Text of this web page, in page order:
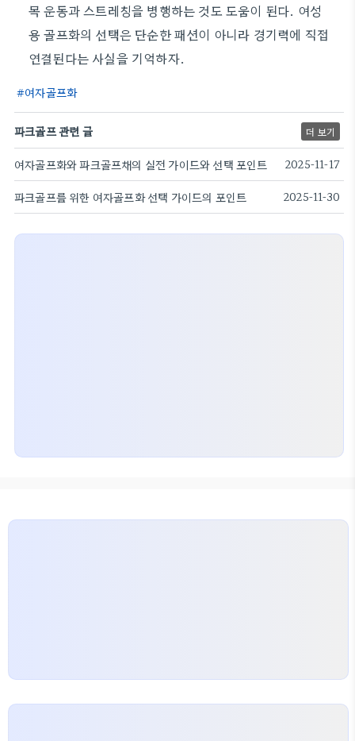
목 운동과 스트레칭을 병행하는 것도 도움이 된다. 여성
용 골프화의 선택은 단순한 패션이 아니라 경기력에 직접
연결된다는 사실을 기억하자.
여자골프화
파크골프 관련 글 더 보기
여자골프화와 파크골프채의 실전 가이드와 선택 포인트 2025-11-17
파크골프를 위한 여자골프화 선택 가이드의 포인트 2025-11-30